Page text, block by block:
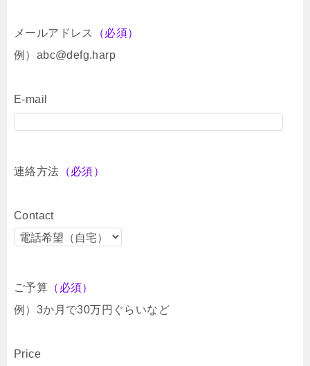
メールアドレス
（必須）
例）abc@defg.harp
E-mail
連絡方法 （必須）
Contact
ご予算 （必須）
例）3か月で30万円ぐらいなど
Price